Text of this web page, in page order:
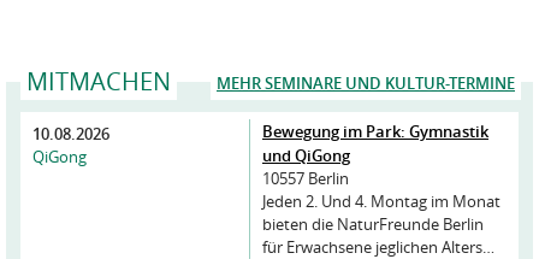
MEHR SEMINARE UND KULTUR-TERMINE
MITMACHEN
10.08.2026
QiGong
Bewegung im Park: Gymnastik
und QiGong
10557 Berlin
Jeden 2. Und 4. Montag im Monat
bieten die NaturFreunde Berlin
für Erwachsene jeglichen Alters…